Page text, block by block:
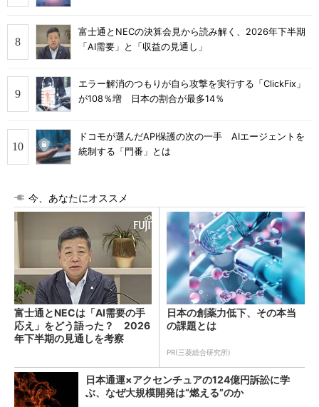
富士通とNECの決算会見から読み解く、2026年下半期
「AI需要」と「収益の見通し」
エラー解消のつもりが自ら攻撃を実行する「ClickFix」
が108％増 日本の割合が最多14％
ドコモが選んだAPI保護の次の一手 AIエージェントを
統制する「門番」とは
今、あなたにオススメ
富士通とNECは「AI需要の手
応え」をどう語った？ 2026
年下半期の見通しを考察
日本の創薬力低下、その本当
の課題とは
PR(三菱総合研究所)
日本通運×アクセンチュアの124億円訴訟に学
ぶ、なぜ大規模開発は“燃える”のか